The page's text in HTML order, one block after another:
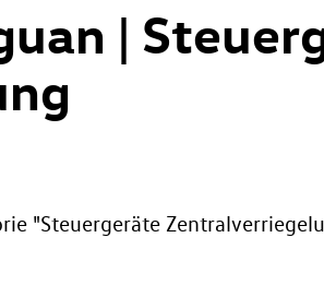
|
"Steuergeräte